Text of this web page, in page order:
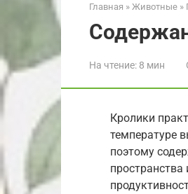
Главная » Животные »
На чтение: 8 мин
Кролики
температуре
поэтому